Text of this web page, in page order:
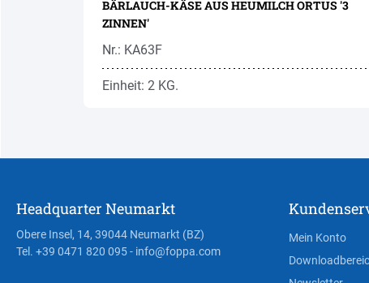
BÄRLAUCH-KÄSE AUS HEUMILCH ORTUS '3
ZINNEN'
Nr.: KA63F
Einheit: 2 KG.
Headquarter Neumarkt
Obere Insel, 14, 39044 Neumarkt (BZ)
Tel. +39 0471 820 095- info@foppa.com
Mein Konto